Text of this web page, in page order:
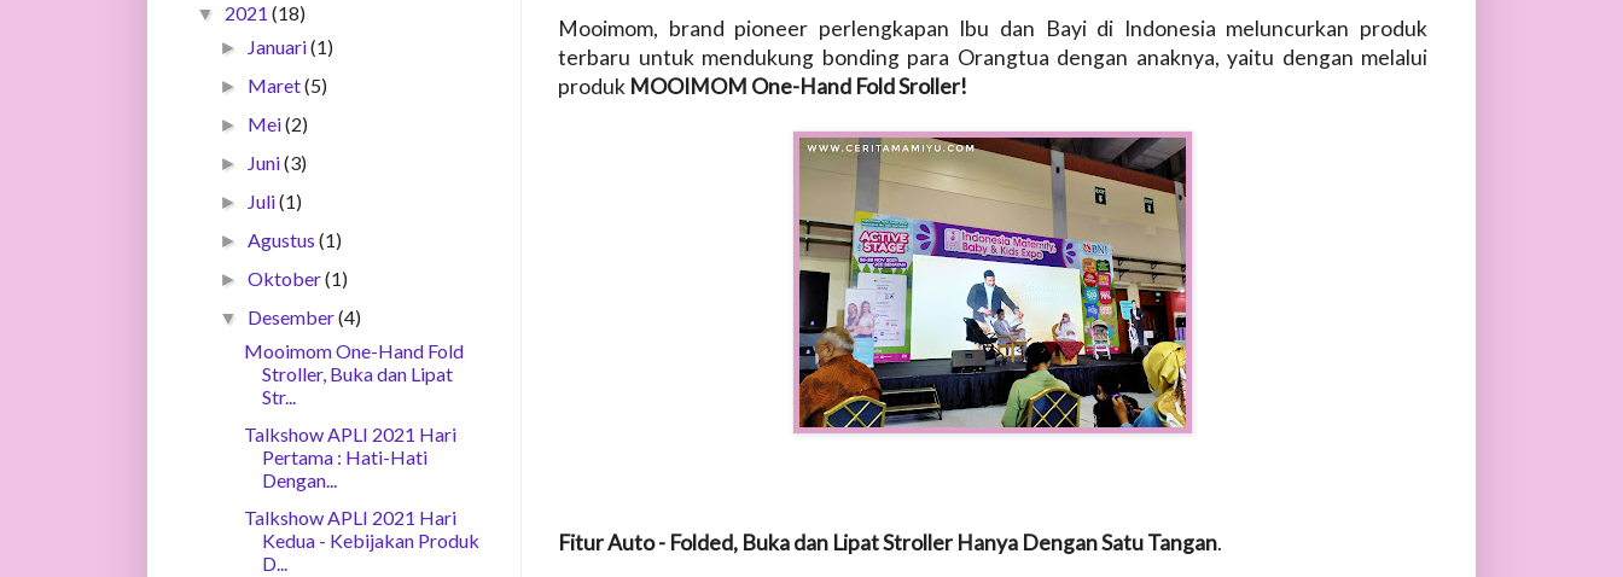
Mooimom, brand pioneer perlengkapan Ibu dan Bayi di Indonesia meluncurkan produk
terbaru untuk mendukung bonding para Orangtua dengan anaknya, yaitu dengan melalui
produk MOOIMOM One-Hand Fold Sroller!
Fitur Auto - Folded, Buka dan Lipat Stroller Hanya Dengan Satu Tangan.
▼ 2021 (18)
► Januari(1)
► Maret(5)
► Mei(2)
► Juni(3)
► Juli(1)
►Agustus(1)
►Oktober(1)
▼ Desember(4)
Mooimom One-Hand Fold
Stroller, Buka dan Lipat
Str...
Talkshow APLI 2021 Hari
Pertama : Hati-Hati
Dengan...
Talkshow APLI 2021 Hari
Kedua - Kebijakan Produk
D...